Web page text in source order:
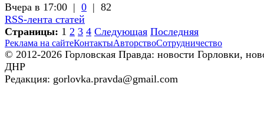
Вчера в 17:00 | 0 | 82
RSS-лента статей
Страницы: 1 2 3 4 Следующая Последняя
Реклама на сайтеКонтактыАвторствоСотрудничество
© 2012-2026 Горловская Правда: новости Горловки,
ДНР
Редакция: gorlovka.pravda@gmail.com